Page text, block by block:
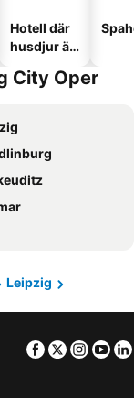
Hotell där
husdjur är
City Oper
Leipzig
Facebook
Twitter